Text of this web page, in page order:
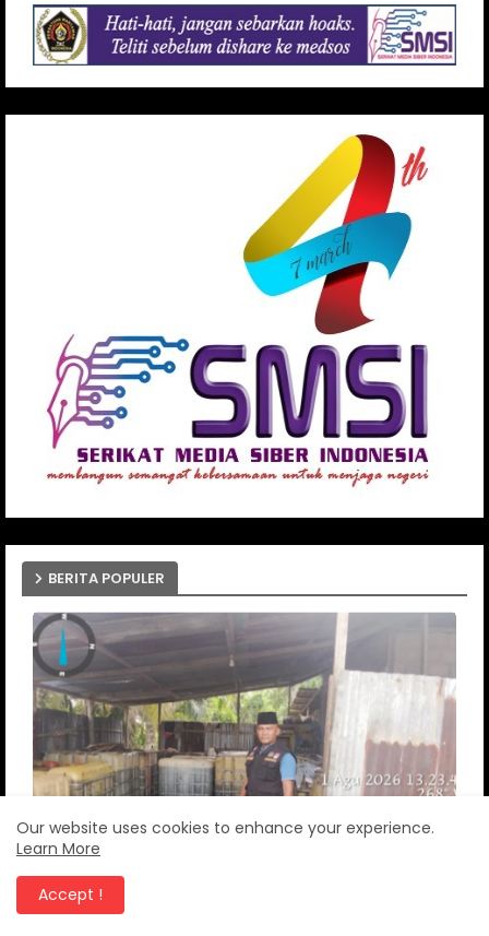
BERITA POPULER
Gudang Penimbunan Minyak Bersubsidi Di
Our website uses cookies to enhance your experience.
Learn More
Accept !